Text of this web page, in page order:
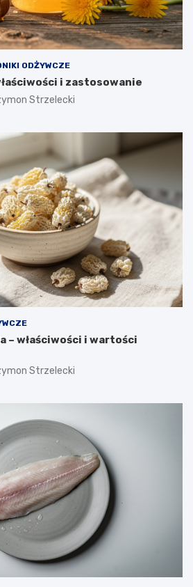
ODŻYWCZE
i zastosowanie
Strzelecki
– właściwości i wartości
Strzelecki